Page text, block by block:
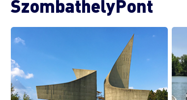
SzombathelyPont